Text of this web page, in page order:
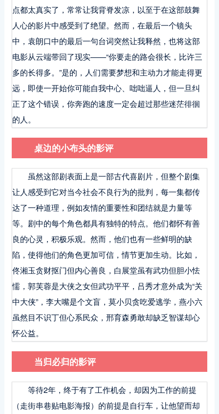
点都太真实了，常常让我背脊发凉，以至于在这部鼓舞
人心的影片中感受到了绝望。然而，在最后一个镜头
中，袁朗口中的最后一句台词突然让我释然，也将这部
电影从云端带回了现实——“你要走的路会很长，比许三
多的长得多。”是的，人们需要梦想和主动力才能走得更
远，即使一开始你可能自我中心、咄咄逼人，但一旦纠
正了这个错误，你奔跑的速度一定会超过那些迷茫徘徊
的人。
桌边的小布头的影评
虽然这部剧表面上是一部古代喜剧片，但整个剧集
让人感受到它对当今社会不良行为的批判，每一集都传
达了一种道理，例如友情的重要性和团结就是力量等
等。剧中的每个角色都具有独特的特点。他们都怀有善
良的心灵，积极乐观。然而，他们也有一些鲜明的缺
陷，使得他们的角色更加可信，情节更加生动。比如，
佟湘玉贪财抠门但内心善良，白展堂虽有武功但胆小怯
懦，郭芙蓉是大侠之女但武功平平，吕秀才意外成为“关
中大侠”，李大嘴是个文盲，莫小贝贪吃爱逃学，燕小六
虽然目不识丁但心系民众，邢育森勇敢却缺乏智谋却心
怀公益。
当归必归的影评
等待2年，终于有了工作机会，却因为工作的前提
（走街串巷贴电影海报）的前提是自行车，让他望而却